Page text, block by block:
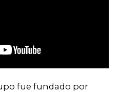
fue fundado por